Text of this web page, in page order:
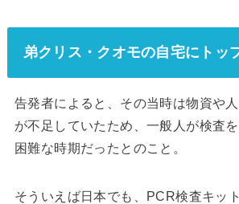
弟クリス・クオモの自宅にトッ
告発者によると、その当時は物資や
が不足していたため、一般人が検査
困難な時期だったとのこと。
そういえば日本でも、PCR検査キッ